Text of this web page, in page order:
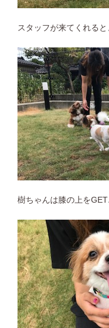
スタッフが来てくれる
樹ちゃんは膝の上を